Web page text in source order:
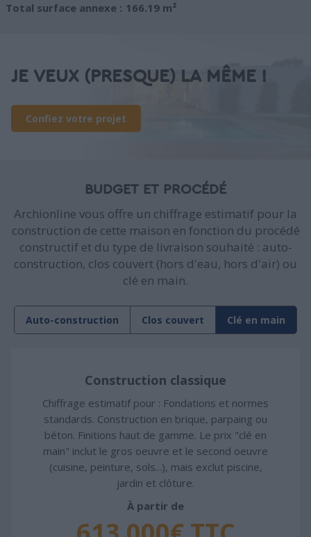
Total surface annexe : 166.19 m²
JE VEUX (PRESQUE) LA MÊME !
Confiez votre projet
BUDGET ET PROCÉDÉ
Archionline vous offre un chiffrage estimatif pour la
construction de cette maison en fonction du procédé
constructif et du type de livraison souhaité : auto-
construction, clos couvert (hors d'eau, hors d'air) ou
clé en main.
Auto-construction Clos couvert Clé en main
Construction classique
Chiffrage estimatif pour : Fondations et normes
standards. Construction en brique, parpaing ou
béton. Finitions haut de gamme. Le prix "clé en
main" inclut le gros oeuvre et le second oeuvre
(cuisine, peinture, sols...), mais exclut piscine,
jardin et clôture.
À partir de